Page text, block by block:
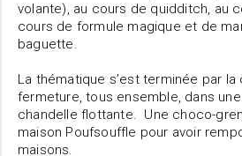
volante), au cours de quidditch, au
cours de formule magique et de
baguette.
La thématique s’est terminée par
fermeture, tous ensemble, dans
chandelle flottante. Une choco-
maison Poufsouffle pour avoir
maisons.